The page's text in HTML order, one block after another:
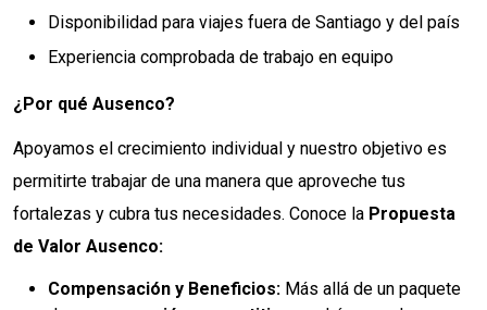
Disponibilidad para viajes fuera de Santiago y del país
Experiencia comprobada de trabajo en equipo
¿Por qué Ausenco?
Apoyamos el crecimiento individual y nuestro objetivo es
permitirte trabajar de una manera que aproveche tus
fortalezas y cubra tus necesidades. Conoce la Propuesta
de Valor Ausenco:
Compensación y Beneficios: Más allá de un paquete